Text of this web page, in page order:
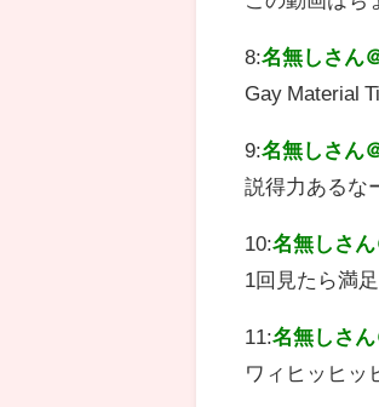
8:名無しさん
Gay Material
9:名無しさん
説得力あるな
10:名無しさ
1回見たら満
11:名無しさ
ワィヒッヒッ